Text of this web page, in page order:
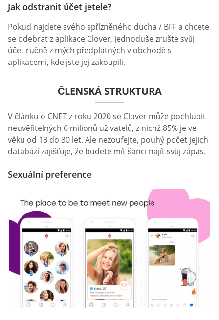
Jak odstranit účet jetele?
Pokud najdete svého spřízněného ducha / BFF a chcete
se odebrat z aplikace Clover, jednoduše zrušte svůj
účet ručně z mých předplatných v obchodě s
aplikacemi, kde jste jej zakoupili.
ČLENSKÁ STRUKTURA
V článku o CNET z roku 2020 se Clover může pochlubit
neuvěřitelných 6 milionů uživatelů, z nichž 85% je ve
věku od 18 do 30 let. Ale nezoufejte, pouhý počet jejich
databází zajišťuje, že budete mít šanci najít svůj zápas.
Sexuální preference